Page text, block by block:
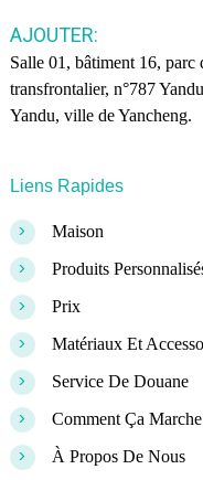
AJOUTER:
Salle 01, bâtiment 16, parc
transfrontalier, n°787
Yandu, ville de Yancheng.
Liens Rapides
> Maison
> Produits
> Prix
> Matériaux Et
> Service De Douane
> Comment Ça Marche
> À Propos De Nous